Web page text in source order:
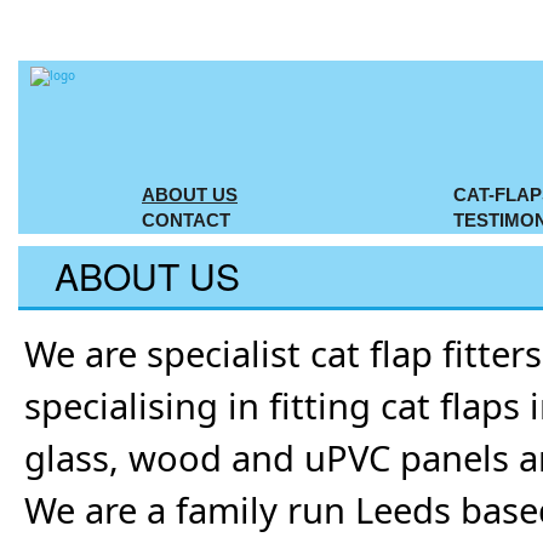
ABOUT US
CAT-
CONTACT
ABOUT US
We are specialist cat flap
specialising in fitting cat flaps
glass, wood and uPVC panels
We are a family run Leeds